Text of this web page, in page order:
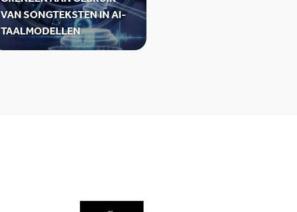
VAN SONGTEKSTEN IN AI-
TAALMODELLEN